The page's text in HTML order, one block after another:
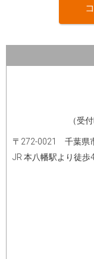
（受
〒272-0021 千葉県
JR 本八幡駅より徒歩